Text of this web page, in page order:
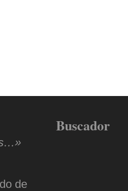
de
Buscador